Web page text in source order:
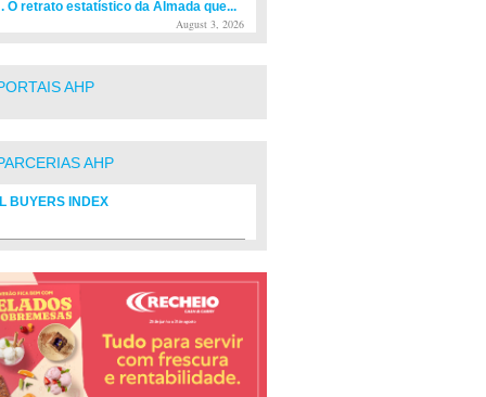
O retrato estatístico da Almada que...
August 3, 2026
AHP
AHP
BUYERS INDEX